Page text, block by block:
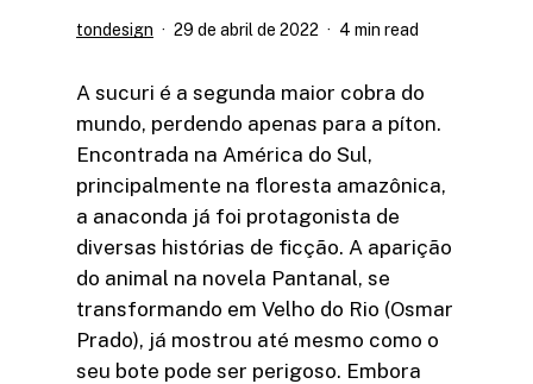
tondesign 29 de abril de 2022 4 min read
A sucuri é a segunda maior cobra do
mundo, perdendo apenas para a píton.
Encontrada na América do Sul,
principalmente na floresta amazônica,
a anaconda já foi protagonista de
diversas histórias de ficção. A aparição
do animal na novela Pantanal, se
transformando em Velho do Rio (Osmar
Prado), já mostrou até mesmo como o
seu bote pode ser perigoso. Embora